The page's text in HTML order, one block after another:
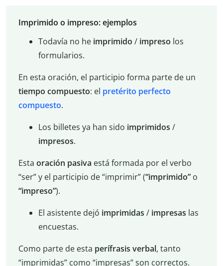
Imprimido o impreso: ejemplos
Todavía no he imprimido / impreso los
formularios.
En esta oración, el participio forma parte de un
tiempo compuesto: el pretérito perfecto
compuesto.
Los billetes ya han sido imprimidos /
impresos.
Esta oración pasiva está formada por el verbo
“ser” y el participio de “imprimir” (“imprimido”o
“impreso”).
El asistente dejó imprimidas / impresas las
encuestas.
Como parte de esta perífrasis verbal, tanto
“imprimidas” como “impresas” son correctos.